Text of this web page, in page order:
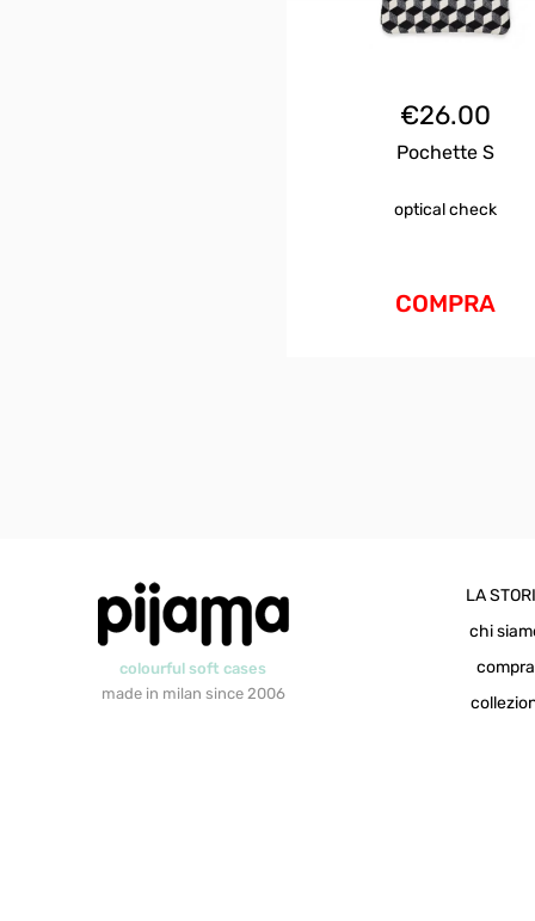
€26.00
Pochette S
optical check
COMPRA
colourful soft cases
made in milan since 2006
LA
chi
compra